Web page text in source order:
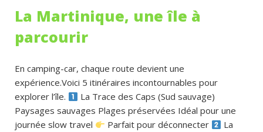
La Martinique, une île à
parcourir
En camping-car, chaque route devient une
expérience.Voici 5 itinéraires incontournables pour
explorer l’île.
La Trace des Caps (Sud sauvage)
Paysages sauvages Plages préservées Idéal pour une
journée slow travel
Parfait pour déconnecter
La